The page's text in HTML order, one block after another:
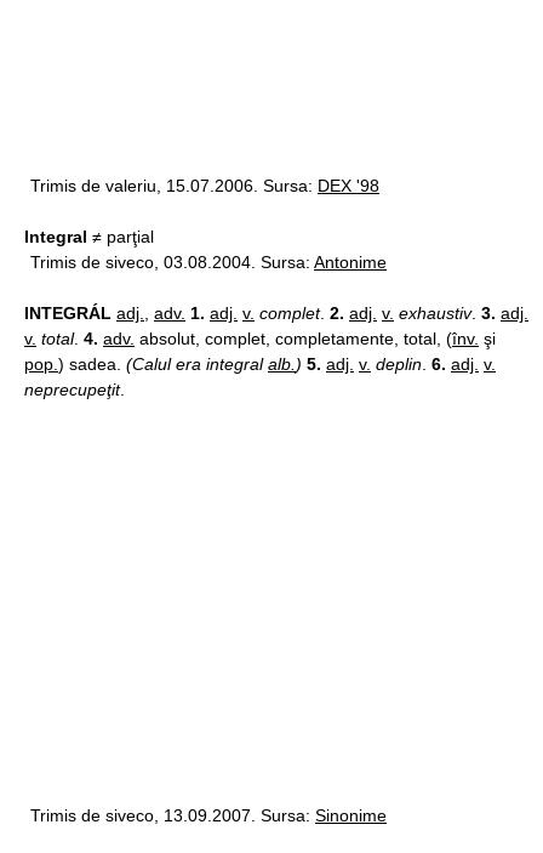
Trimis de valeriu, 15.07.2006. Sursa: DEX '98
Integral ≠ parţial
Trimis de siveco, 03.08.2004. Sursa: Antonime
INTEGRÁL adj. adv. 1. adj. v. complet. 2. adj. v. exhaustiv. 3. adj.
v. total. 4. adv. absolut, complet, completamente, total, (înv. şi
pop. ) sadea. (Calul era integralalb. ) 5. adj. v. deplin 6. adj. v.
neprecupeţit.
Trimis de siveco, 13.09.2007. Sursa: Sinonime